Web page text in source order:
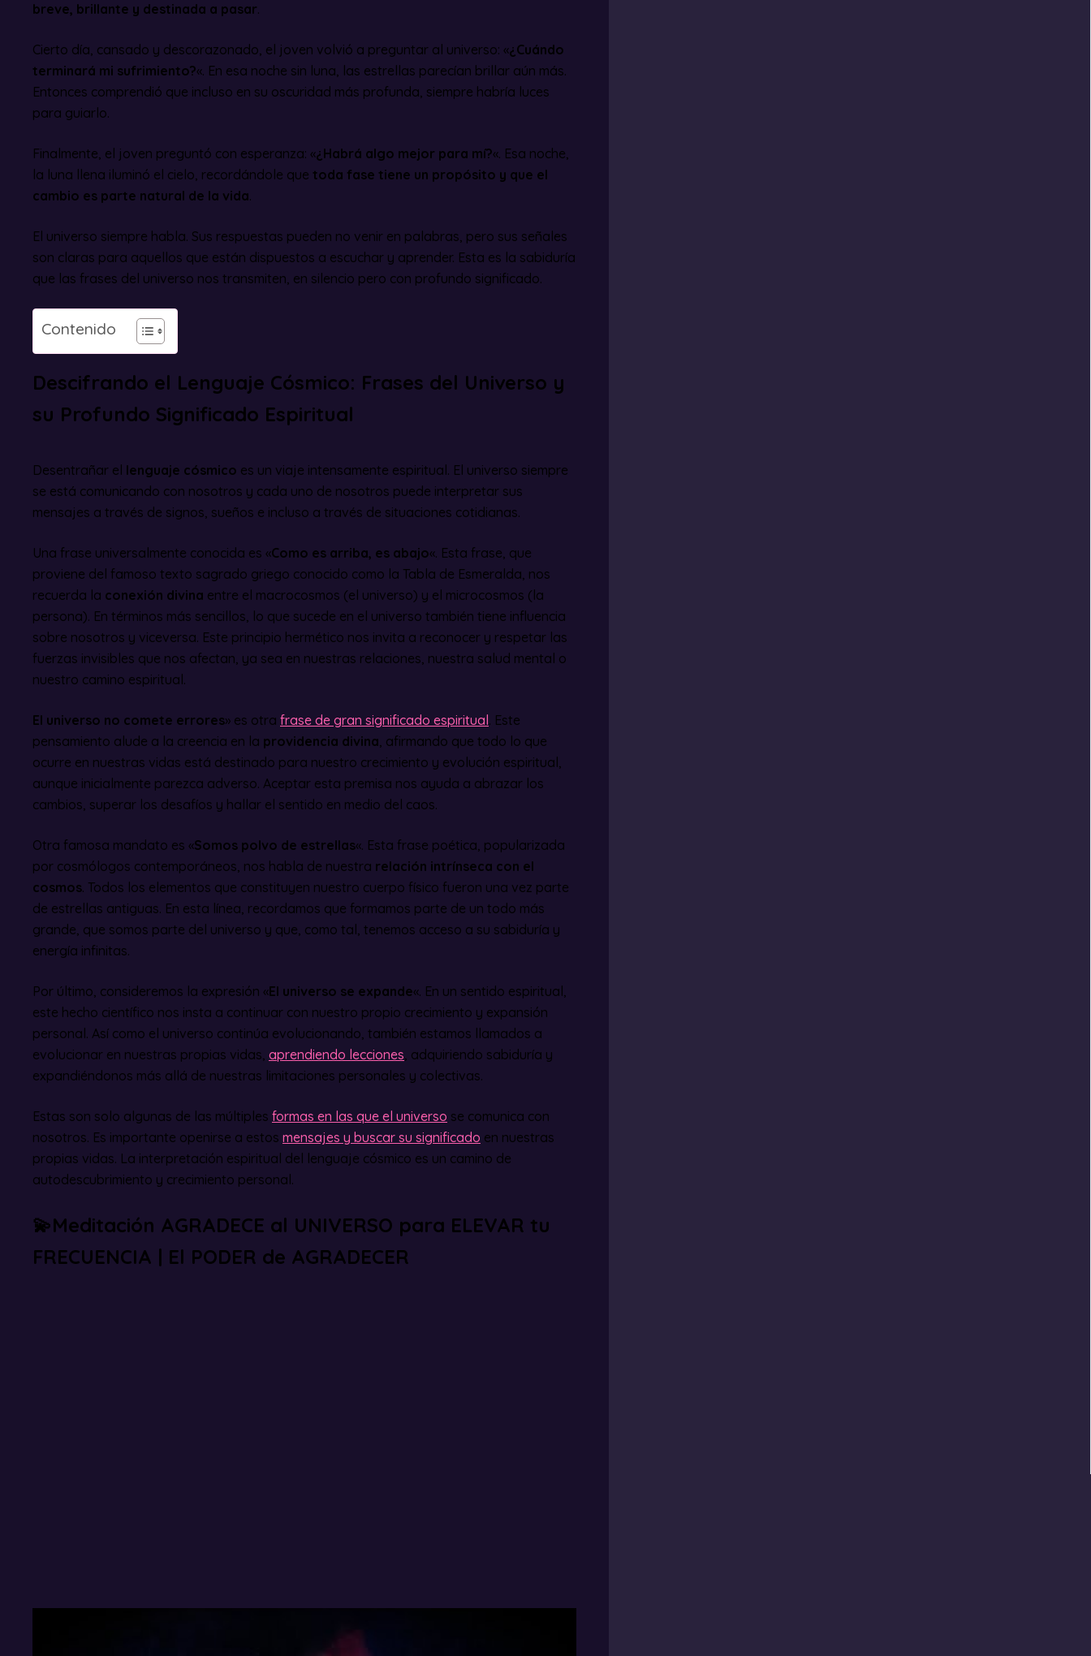
breve, brillante y destinada a pasar.
Cierto día, cansado y descorazonado, el joven volvió a preguntar al universo: «¿Cuándo
terminará mi sufrimiento?«. En esa noche sin luna, las estrellas parecían brillar aún más.
Entonces comprendió que incluso en su oscuridad más profunda, siempre habría luces
para guiarlo.
Finalmente, el joven preguntó con esperanza: «¿Habrá algo mejor para mí?«. Esa noche,
la luna llena iluminó el cielo, recordándole que toda fase tiene un propósito y que el
cambio es parte natural de la vida.
El universo siempre habla. Sus respuestas pueden no venir en palabras, pero sus señales
son claras para aquellos que están dispuestos a escuchar y aprender. Esta es la sabiduría
que las frases del universo nos transmiten, en silencio pero con profundo significado.
Contenido
Descifrando el Lenguaje Cósmico: Frases del Universo y
su Profundo Significado Espiritual
Desentrañar el lenguaje cósmico es un viaje intensamente espiritual. El universo siempre
se está comunicando con nosotros y cada uno de nosotros puede interpretar sus
mensajes a través de signos, sueños e incluso a través de situaciones cotidianas.
Una frase universalmente conocida es «Como es arriba, es abajo«. Esta frase, que
proviene del famoso texto sagrado griego conocido como la Tabla de Esmeralda, nos
recuerda la conexión divina entre el macrocosmos (el universo) y el microcosmos (la
persona). En términos más sencillos, lo que sucede en el universo también tiene influencia
sobre nosotros y viceversa. Este principio hermético nos invita a reconocer y respetar las
fuerzas invisibles que nos afectan, ya sea en nuestras relaciones, nuestra salud mental o
nuestro camino espiritual.
El universo no comete errores» es otra frase de gran significado espiritual. Este
pensamiento alude a la creencia en la providencia divina, afirmando que todo lo que
ocurre en nuestras vidas está destinado para nuestro crecimiento y evolución espiritual,
aunque inicialmente parezca adverso. Aceptar esta premisa nos ayuda a abrazar los
cambios, superar los desafíos y hallar el sentido en medio del caos.
Otra famosa mandato es «Somos polvo de estrellas«. Esta frase poética, popularizada
por cosmólogos contemporáneos, nos habla de nuestra relación intrínseca con el
cosmos. Todos los elementos que constituyen nuestro cuerpo físico fueron una vez parte
de estrellas antiguas. En esta línea, recordamos que formamos parte de un todo más
grande, que somos parte del universo y que, como tal, tenemos acceso a su sabiduría y
energía infinitas.
Por último, consideremos la expresión «El universo se expande«. En un sentido espiritual,
este hecho científico nos insta a continuar con nuestro propio crecimiento y expansión
personal. Así como el universo continúa evolucionando, también estamos llamados a
evolucionar en nuestras propias vidas, aprendiendo lecciones, adquiriendo sabiduría y
expandiéndonos más allá de nuestras limitaciones personales y colectivas.
Estas son solo algunas de las múltiples formas en las que el universo se comunica con
nosotros. Es importante openirse a estos mensajes y buscar su significado en nuestras
propias vidas. La interpretación espiritual del lenguaje cósmico es un camino de
autodescubrimiento y crecimiento personal.
💫Meditación AGRADECE al UNIVERSO para ELEVAR tu
FRECUENCIA | El PODER de AGRADECER